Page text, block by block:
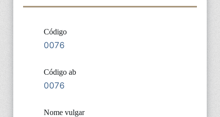
Código
0076
Código ab
0076
Nome vulgar